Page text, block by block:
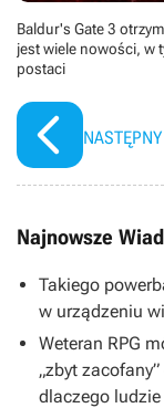
Baldur's Gate 3
jest wiele nowości, w
postaci
NASTĘPNY
Najnowsze
Takiego
w urządzeniu
Weteran RPG
„zbyt
dlaczego